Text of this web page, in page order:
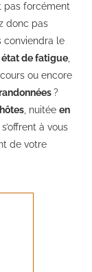
pas forcément
donc pas
conviendra le
état de fatigue,
ou encore
?
, nuitée en
à vous
de votre